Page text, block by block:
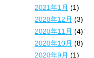
2021年1月 (1)
2020年12月 (3)
2020年11月 (4)
2020年10月 (8)
2020年9月 (1)